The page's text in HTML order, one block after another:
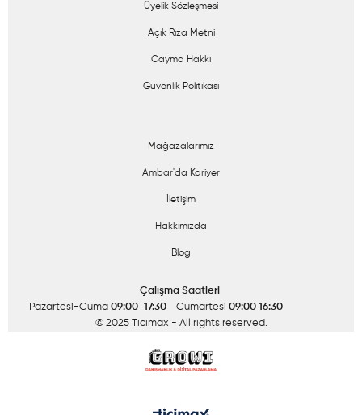
Üyelik Sözleşmesi
Açık Rıza Metni
Cayma Hakkı
Güvenlik Politikası
Mağazalarımız
Ambar'da Kariyer
İletişim
Hakkımızda
Blog
Çalışma Saatleri
Pazartesi-Cuma 09:00-17:30 Cumartesi 09:00 16:30
© 2025 Ticimax - All rights reserved.